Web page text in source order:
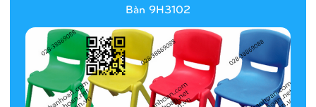
Bàn 9H3102